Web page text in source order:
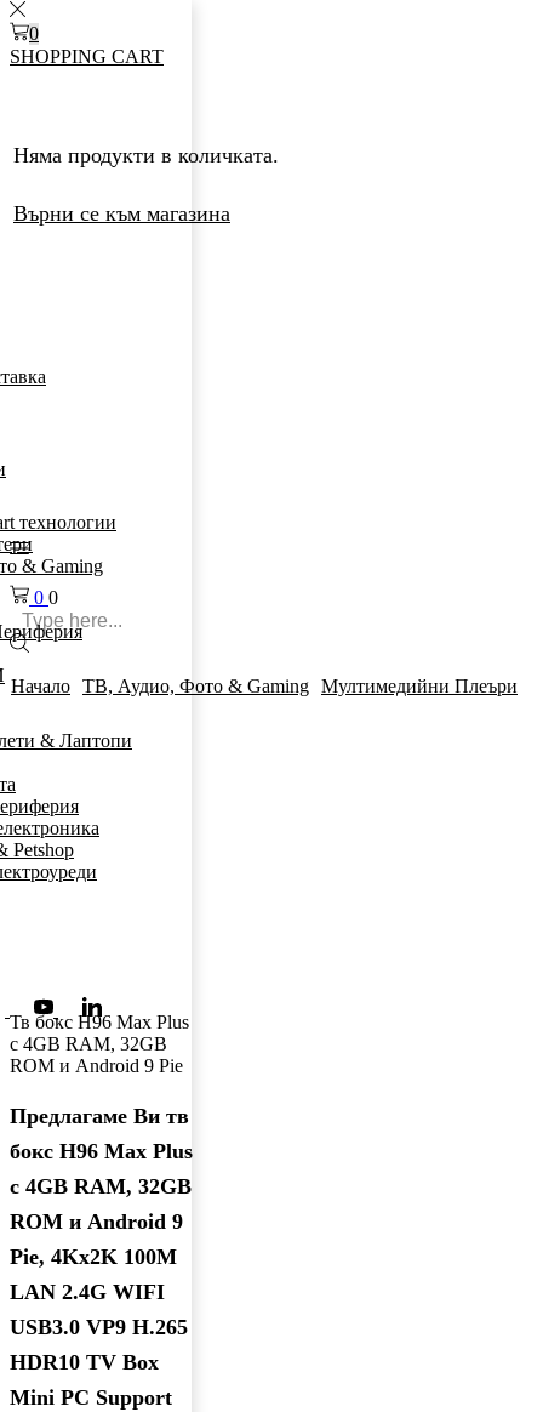
технологии
& Gaming
& Лаптопи
Petshop
0 0
0
SHOPPING CART
Няма продукти в количката.
Върни се към магазина
Начало ТВ, Аудио, Фото & Gaming Мултимедийни Плеъри
Тв бокс H96 Max Plus
с 4GB RAM, 32GB
ROM и Android 9 Pie
Предлагаме Ви тв
бокс H96 Max Plus
с 4GB RAM, 32GB
ROM и Android 9
Pie, 4Kx2K 100M
LAN 2.4G WIFI
USB3.0 VP9 H.265
HDR10 TV Box
Mini PC Support